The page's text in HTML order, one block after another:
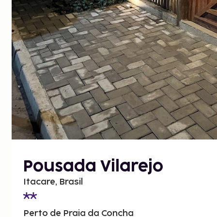
Pousada Vilarejo
Itacare, Brasil
Perto de Praia da Concha